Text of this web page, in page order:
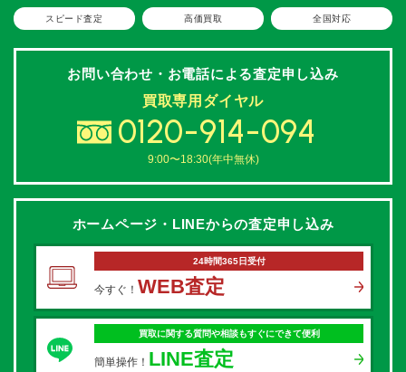
スピード査定 高価買取 全国対応
お問い合わせ・お電話による査定申し込み
買取専用ダイヤル
0120-914-094
9:00〜18:30(年中無休)
ホームページ・LINEからの査定申し込み
24時間365日受付
今すぐ！ WEB査定
買取に関する質問や相談もすぐにできて便利
簡単操作！ LINE査定